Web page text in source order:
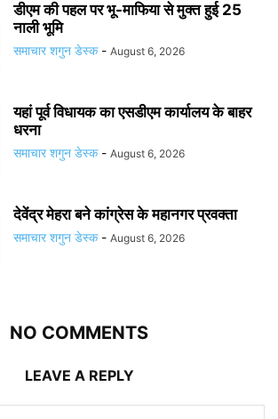
डीएम की पहल पर भू-माफिया से मुक्त हुई 25
नाली भूमि
समाचार शगुन डेस्क - August 6, 2026
यहां पूर्व विधायक का एसडीएम कार्यालय के बाहर
धरना
समाचार शगुन डेस्क - August 6, 2026
देवेंद्र मेहरा बने कांग्रेस के महानगर प्रवक्ता
समाचार शगुन डेस्क - August 6, 2026
NO COMMENTS
LEAVE A REPLY